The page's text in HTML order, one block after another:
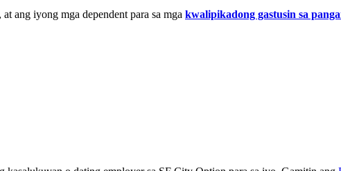
ang iyong mga dependent para sa mga kwalipikadong gastusin sa